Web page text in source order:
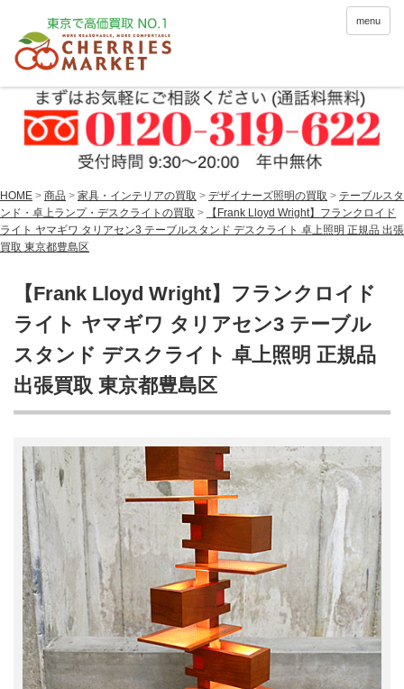
menu
HOME > 商品 > 家具・インテリアの買取 > デザイナーズ照明の買取 > テーブルスタ
ンド・卓上ランプ・デスクライトの買取 >
【Frank Lloyd Wright】フランクロイド
ライト ヤマギワ タリアセン3 テーブルスタンド デスクライト 卓上照明 正規品 出張
買取 東京都豊島区
【Frank Lloyd Wright】フランクロイド
ライト ヤマギワ タリアセン3 テーブル
スタンド デスクライト 卓上照明 正規品
出張買取 東京都豊島区